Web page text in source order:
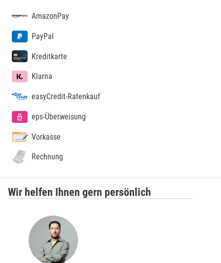
AmazonPay
PayPal
Kreditkarte
Klarna
easyCredit-Ratenkauf
eps-Überweisung
Vorkasse
Rechnung
Wir helfen Ihnen gern persönlich
Löbau
Lübeck
Lüchow-Dannenberg
Main-Kinzig-Kreis
Mecklenburgische Seenplatte
Meiningen